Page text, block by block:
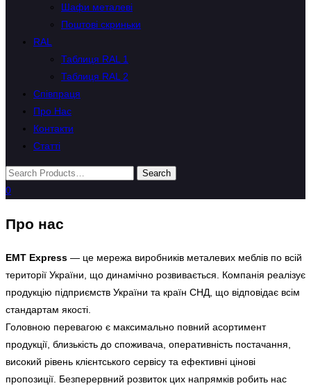
Шафи металеві
Поштові скриньки
RAL
Таблиця RAL 1
Таблиця RAL 2
Співпраця
Про Нас
Контакти
Статті
0
Про нас
EMT Express — це мережа виробників металевих меблів по всій
території України, що динамічно розвивається. Компанія реалізує
продукцію підприємств України та країн СНД, що відповідає всім
стандартам якості.
Головною перевагою є максимально повний асортимент
продукції, близькість до споживача, оперативність постачання,
високий рівень клієнтського сервісу та ефективні цінові
пропозиції. Безперервний розвиток цих напрямків робить нас